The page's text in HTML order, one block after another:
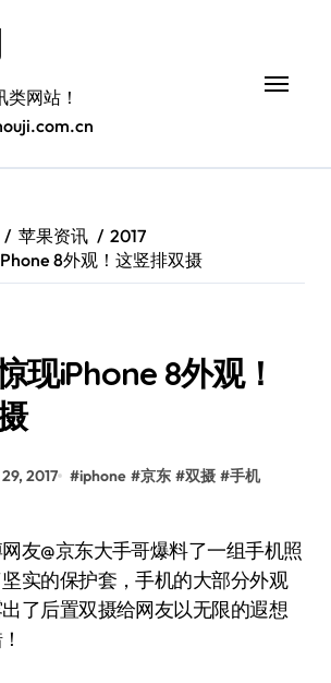
网站！
苹果资讯
2017
8外观！这竖排双摄
现iPhone 8外观！
2017 #iphone #京东 #双摄 #手机
实的保护套，手机的大部分外观
了后置双摄给网友以无限的遐想